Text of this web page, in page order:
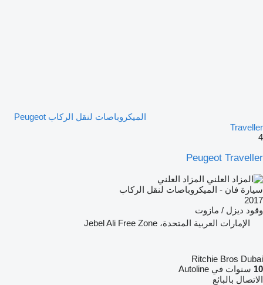
الميكروباصات لنقل الركاب Peugeot
Traveller
4
Peugeot Traveller
المزاد العلني
سيارة فان - الميكروباصات لنقل الركاب
2017
وقود ديزل / مازوت
الإمارات العربية المتحدة، Jebel Ali Free Zone
Ritchie Bros Dubai
10 سنوات في Autoline
الاتصال بالبائع